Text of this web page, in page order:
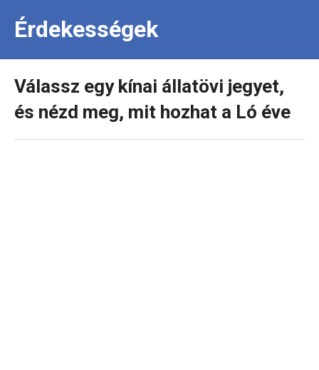
Érdekességek
Válassz egy kínai állatövi jegyet,
és nézd meg, mit hozhat a Ló éve